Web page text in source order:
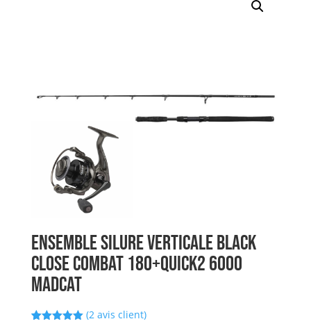
Ensemble Silure verticale BLACK
CLOSE COMBAT 180+QUICK2 6000
MADCAT
(2 avis client)